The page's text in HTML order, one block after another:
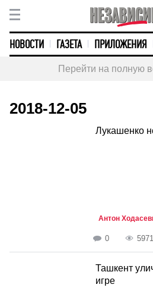
НОВОСТИ ГАЗЕТА ПРИЛОЖЕНИЯ
Перейти на полную
2018-12-05
Лукашенко
Антон
0 5971
Ташкент
игре